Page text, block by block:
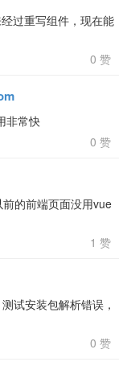
过重写组件，现在能
0 赞
非常快
0 赞
的前端页面没用vue
1 赞
试安装包解析错误，
0 赞